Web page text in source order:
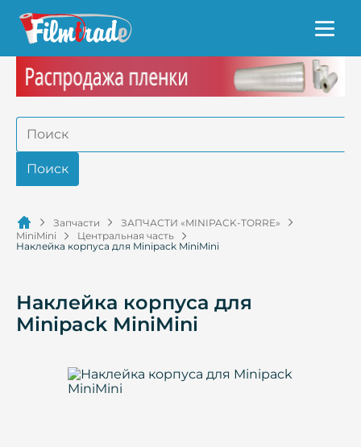
Запчасти
ЗАПЧАСТИ «MINIPACK-TORRE»
MiniMini
Центральная часть
Наклейка корпуса для Minipack MiniMini
Наклейка корпуса для
Minipack MiniMini